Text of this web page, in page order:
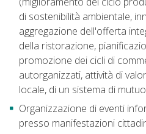
di sostenibilità ambientale,
aggregazione dell'offerta
della ristorazione,
promozione dei cicli di
autorganizzati, attività di
locale, di un sistema di
Organizzazione di eventi
presso manifestazioni